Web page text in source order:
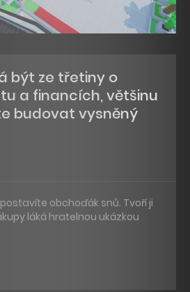
být ze třetiny o
a financích, většinu
budovat vysněný
obchoďák snů. Tvoří ji
láká hratelnou ukázkou